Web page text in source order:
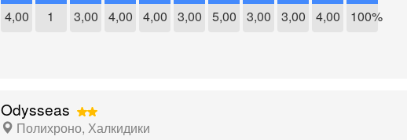
4,00 1 3,00 4,00 4,00 3,00 5,00 3,00 3,00 4,00 100%
Odysseas
Полихроно, Халкидики